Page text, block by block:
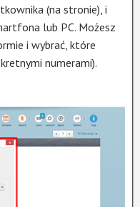
(na stronie), i
lub PC. Możesz
i wybrać, które
numerami).